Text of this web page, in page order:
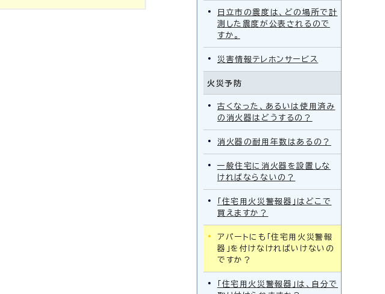
日立市の震度は、どの場所で計
測した震度が公表されるので
すか。
災害情報テレホンサービス
火災予防
古くなった、あるいは使用済み
の消火器はどうするの？
消火器の耐用年数はあるの？
一般住宅に消火器を設置しな
ければならないの？
「住宅用火災警報器」はどこで
買えますか？
アパートにも「住宅用火災警報
器」を付けなければいけないの
ですか？
「住宅用火災警報器」は、自分で